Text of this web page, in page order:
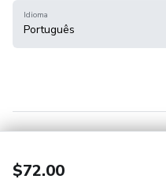
$72.00
Idioma
Português